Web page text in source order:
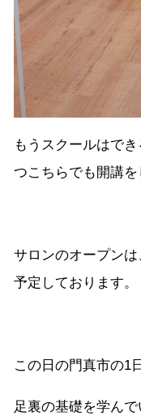
もうスクールはで
つこちらでも開講を
サロンのオープン
予定しております。
この日の門真市の1
足裏の基礎を学んで